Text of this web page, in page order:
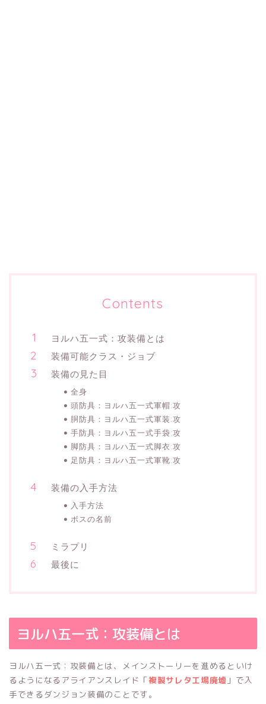
Contents
ヨルハ五一式：攻装備とは
装備可能クラス・ジョブ
装備の見た目
全身
頭防具：ヨルハ五一式軍帽:攻
胴防具：ヨルハ五一式軍装:攻
手防具：ヨルハ五一式手袋:攻
脚防具：ヨルハ五一式脚衣:攻
足防具：ヨルハ五一式軍靴:攻
装備の入手方法
入手方法
ボスの名前
ミラプリ
最後に
ヨルハ五一式：攻装備とは
ヨルハ五一式：攻装備とは、メインストーリーを進めるといけ
るようになるアライアンスレイド「複製サレタ工場廃墟 」で入
手できるダンジョン装備のことです。